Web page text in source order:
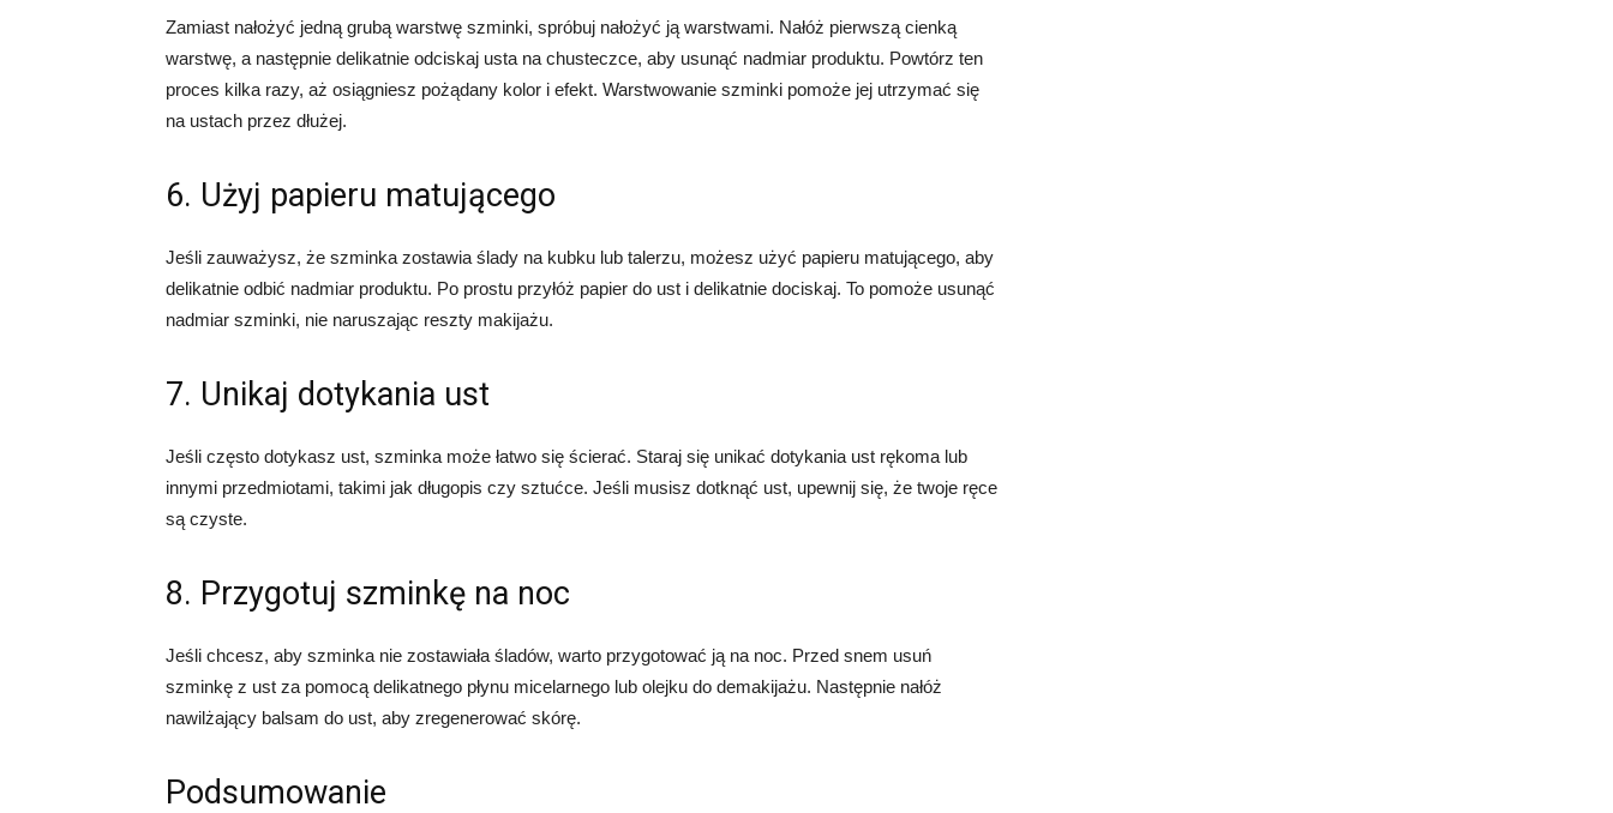
Zamiast nałożyć jedną grubą warstwę szminki, spróbuj nałożyć ją warstwami. Nałóż pierwszą cienką
warstwę, a następnie delikatnie odciskaj usta na chusteczce, aby usunąć nadmiar produktu. Powtórz ten
proces kilka razy, aż osiągniesz pożądany kolor i efekt. Warstwowanie szminki pomoże jej utrzymać się
na ustach przez dłużej.
6. Użyj papieru matującego
Jeśli zauważysz, że szminka zostawia ślady na kubku lub talerzu, możesz użyć papieru matującego, aby
delikatnie odbić nadmiar produktu. Po prostu przyłóż papier do ust i delikatnie dociskaj. To pomoże usunąć
nadmiar szminki, nie naruszając reszty makijażu.
7. Unikaj dotykania ust
Jeśli często dotykasz ust, szminka może łatwo się ścierać. Staraj się unikać dotykania ust rękoma lub
innymi przedmiotami, takimi jak długopis czy sztućce. Jeśli musisz dotknąć ust, upewnij się, że twoje ręce
są czyste.
8. Przygotuj szminkę na noc
Jeśli chcesz, aby szminka nie zostawiała śladów, warto przygotować ją na noc. Przed snem usuń
szminkę z ust za pomocą delikatnego płynu micelarnego lub olejku do demakijażu. Następnie nałóż
nawilżający balsam do ust, aby zregenerować skórę.
Podsumowanie